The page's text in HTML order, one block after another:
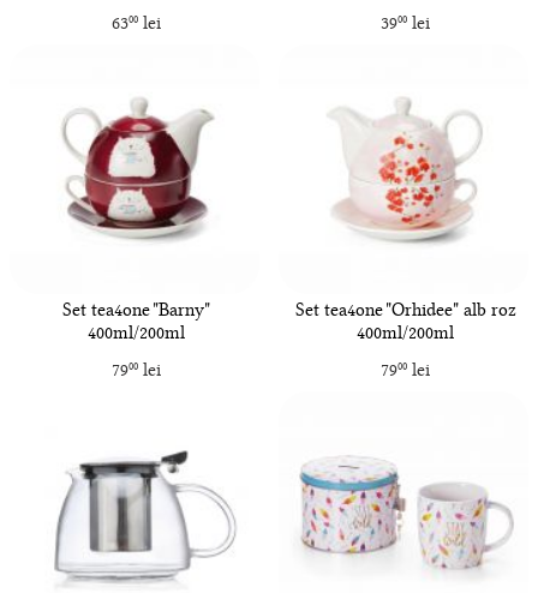
6300lei 3900lei
Set tea4one "Barny"
400ml/200ml
7900lei
Set tea4one "Orhidee" alb roz
400ml/200ml
7900lei